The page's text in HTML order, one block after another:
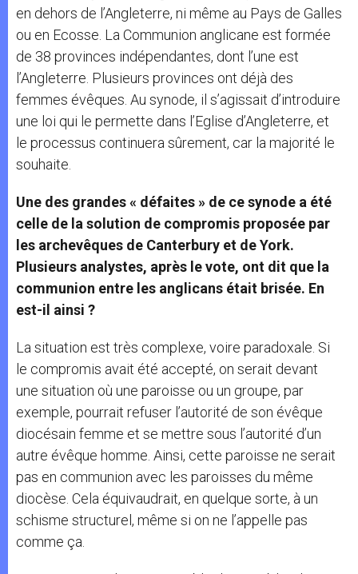
en dehors de l’Angleterre, ni même au Pays de Galles
ou en Ecosse. La Communion anglicane est formée
de 38 provinces indépendantes, dont l’une est
l’Angleterre. Plusieurs provinces ont déjà des
femmes évêques. Au synode, il s’agissait d’introduire
une loi qui le permette dans l’Eglise d’Angleterre, et
le processus continuera sûrement, car la majorité le
souhaite.
Une des grandes « défaites » de ce synode a été
celle de la solution de compromis proposée par
les archevêques de Canterbury et de York.
Plusieurs analystes, après le vote, ont dit que la
communion entre les anglicans était brisée. En
est-il ainsi ?
La situation est très complexe, voire paradoxale. Si
le compromis avait été accepté, on serait devant
une situation où une paroisse ou un groupe, par
exemple, pourrait refuser l’autorité de son évêque
diocésain femme et se mettre sous l’autorité d’un
autre évêque homme. Ainsi, cette paroisse ne serait
pas en communion avec les paroisses du même
diocèse. Cela équivaudrait, en quelque sorte, à un
schisme structurel, même si on ne l’appelle pas
comme ça.